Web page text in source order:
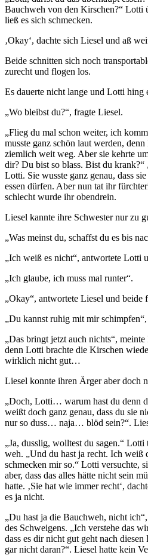
Bauchweh von den Kirschen?“ Lotti
ließ es sich schmecken.
‚Okay‘, dachte sich Liesel und aß
Beide schnitten sich noch
zurecht und flogen los.
Es dauerte nicht lange und Lotti hing
„Wo bleibst du?“, fragte Liesel.
„Flieg du mal schon weiter, ich
musste ganz schön laut werden,
ziemlich weit weg. Aber sie kehrte
dir? Du bist so blass. Bist du
Lotti. Sie wusste ganz genau, dass
essen dürfen. Aber nun tat ihr
schlecht wurde ihr obendrein.
Liesel kannte ihre Schwester nur zu
„Was meinst du, schaffst du es bis
„Ich weiß es nicht“, antwortete Lotti
„Ich glaube, ich muss mal runter“.
„Okay“, antwortete Liesel und beide
„Du kannst ruhig mit mir
„Das bringt jetzt auch nichts“,
denn Lotti brachte die Kirschen
wirklich nicht gut…
Liesel konnte ihren Ärger aber doch
„Doch, Lotti… warum hast du denn
weißt doch ganz genau, dass du sie
nur so duss… naja… blöd sein?“.
„Ja, dusslig, wolltest du sagen.“
weh. „Und du hast ja recht. Ich weiß
schmecken mir so.“ Lotti versuchte,
aber, dass das alles hätte nicht sein
hatte. ‚Sie hat wie immer recht‘,
es ja nicht.
„Du hast ja die Bauchweh, nicht
des Schweigens. „Ich verstehe das
dass es dir nicht gut geht nach
gar nicht daran?“. Liesel hatte kein